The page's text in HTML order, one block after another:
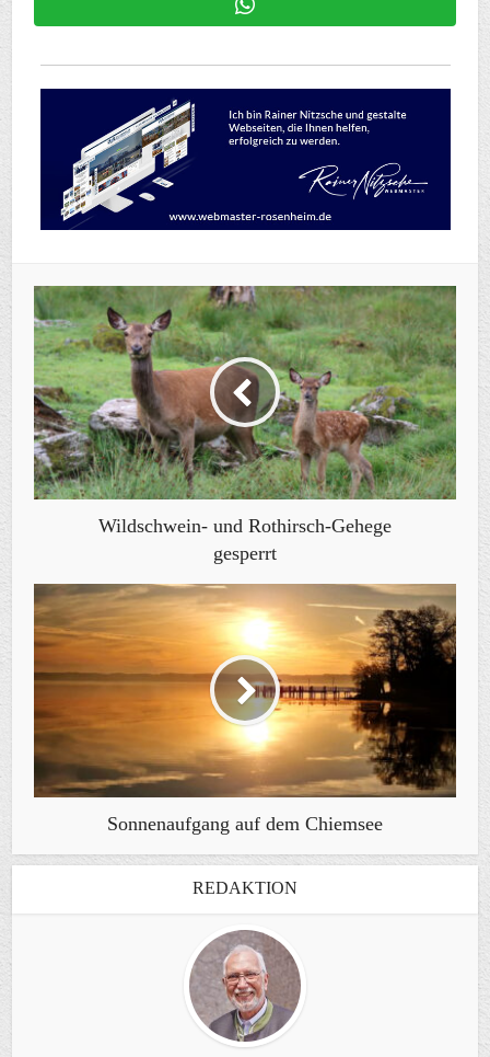
Wildschwein- und Rothirsch-Gehege
gesperrt
Sonnenaufgang auf dem Chiemsee
REDAKTION